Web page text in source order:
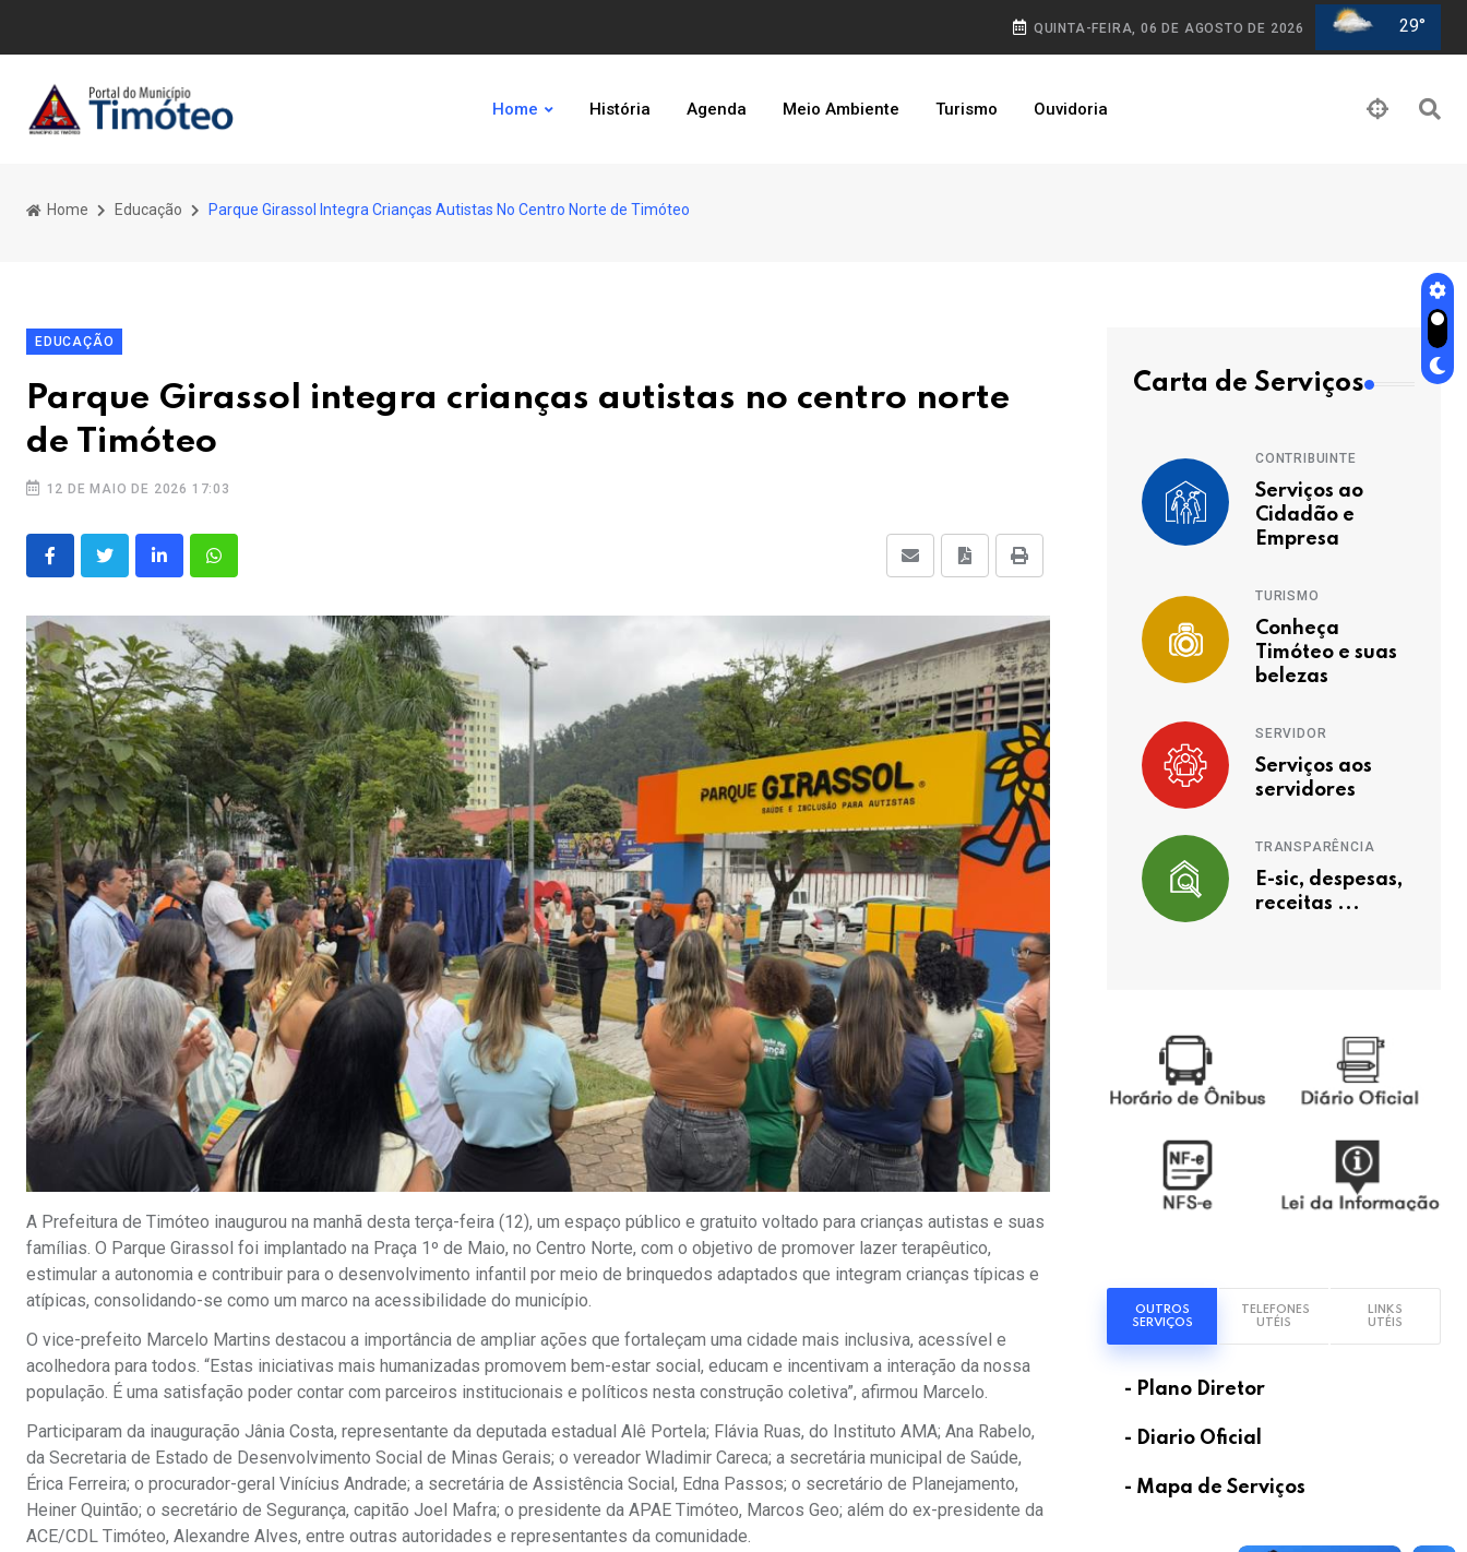
QUINTA-FEIRA, 06 DE AGOSTO DE 2026 29°
Home História Agenda Meio Ambiente Turismo Ouvidoria
Home Educação Parque Girassol Integra Crianças Autistas No Centro Norte de Timóteo
EDUCAÇÃO
Parque Girassol integra crianças autistas no centro norte
de Timóteo
12 DE MAIO DE 2026 17:03
A Prefeitura de Timóteo inaugurou na manhã desta terça-feira (12), um espaço público e gratuito voltado para crianças autistas e suas
famílias. O Parque Girassol foi implantado na Praça 1º de Maio, no Centro Norte, com o objetivo de promover lazer terapêutico,
estimular a autonomia e contribuir para o desenvolvimento infantil por meio de brinquedos adaptados que integram crianças típicas e
atípicas, consolidando-se como um marco na acessibilidade do município.
O vice-prefeito Marcelo Martins destacou a importância de ampliar ações que fortaleçam uma cidade mais inclusiva, acessível e
acolhedora para todos. “Estas iniciativas mais humanizadas promovem bem-estar social, educam e incentivam a interação da nossa
população. É uma satisfação poder contar com parceiros institucionais e políticos nesta construção coletiva”, afirmou Marcelo.
Participaram da inauguração Jânia Costa, representante da deputada estadual Alê Portela; Flávia Ruas, do Instituto AMA; Ana Rabelo,
da Secretaria de Estado de Desenvolvimento Social de Minas Gerais; o vereador Wladimir Careca; a secretária municipal de Saúde,
Érica Ferreira; o procurador-geral Vinícius Andrade; a secretária de Assistência Social, Edna Passos; o secretário de Planejamento,
Heiner Quintão; o secretário de Segurança, capitão Joel Mafra; o presidente da APAE Timóteo, Marcos Geo; além do ex-presidente da
ACE/CDL Timóteo, Alexandre Alves, entre outras autoridades e representantes da comunidade.
Carta de Serviços
CONTRIBUINTE
Serviços ao
Cidadão e
Empresa
TURISMO
Conheça
Timóteo e suas
belezas
SERVIDOR
Serviços aos
servidores
TRANSPARÊNCIA
E-sic, despesas,
receitas ...
OUTROS
SERVIÇOS
TELEFONES
UTÉIS
LINKS
UTÉIS
- Plano Diretor
- Diario Oficial
- Mapa de Serviços